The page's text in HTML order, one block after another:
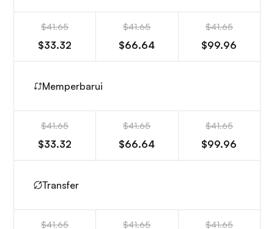
$41.65
$33.32
$41.65
$66.64
$41.65
$99.96
Memperbarui
$41.65
$33.32
$41.65
$66.64
$41.65
$99.96
Transfer
$41.65 $41.65 $41.65